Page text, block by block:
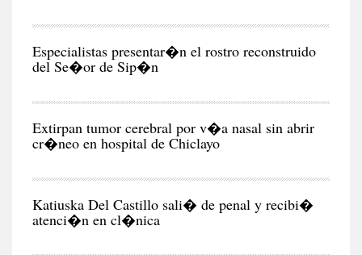
Especialistas presentar�n el rostro reconstruido
del Se�or de Sip�n
Extirpan tumor cerebral por v�a nasal sin abrir
cr�neo en hospital de Chiclayo
Katiuska Del Castillo sali� de penal y recibi�
atenci�n en cl�nica